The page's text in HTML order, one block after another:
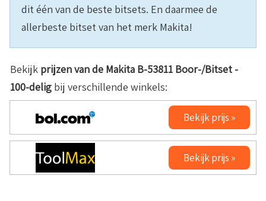
dit één van de beste bitsets. En daarmee de
allerbeste bitset van het merk Makita!
Bekijk prijzen van de Makita B-53811 Boor-/Bitset -
100-delig bij verschillende winkels:
Bekijk prijs »
Bekijk prijs »